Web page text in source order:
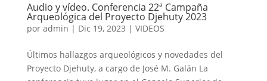
Audio y vídeo. Conferencia 22ª Campaña
Arqueológica del Proyecto Djehuty 2023
por admin | Dic 19, 2023 | VIDEOS
Últimos hallazgos arqueológicos y novedades del
Proyecto Djehuty, a cargo de José M. Galán La